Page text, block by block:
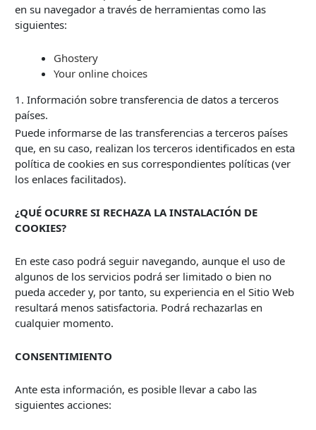
en su navegador a través de herramientas como las
siguientes:
Ghostery
Your online choices
1. Información sobre transferencia de datos a terceros
países.
Puede informarse de las transferencias a terceros países
que, en su caso, realizan los terceros identificados en esta
política de cookies en sus correspondientes políticas (ver
los enlaces facilitados).
¿QUÉ OCURRE SI RECHAZA LA INSTALACIÓN DE
COOKIES?
En este caso podrá seguir navegando, aunque el uso de
algunos de los servicios podrá ser limitado o bien no
pueda acceder y, por tanto, su experiencia en el Sitio Web
resultará menos satisfactoria. Podrá rechazarlas en
cualquier momento.
CONSENTIMIENTO
Ante esta información, es posible llevar a cabo las
siguientes acciones: